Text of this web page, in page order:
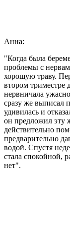
Анна:
"Когда была
проблемы с
хорошую траву.
втором триместре
нервничала
сразу же выписал
удивилась и
он предложил эту
действительно
предварительно
водой. Спустя
стала спокойной,
нет".